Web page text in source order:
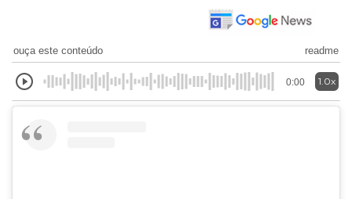
ouça este conteúdo readme
0:00 1.0x